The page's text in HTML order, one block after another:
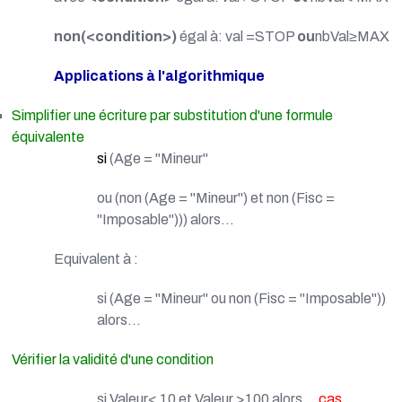
non(<condition>)égal à: val =STOP ounbVal≥MAX
Applications à l'algorithmique
Simplifier une écriture par substitution d'une formule
équivalente
si(Age = "Mineur"
ou (non (Age = "Mineur") et non (Fisc =
"Imposable"))) alors...
Equivalent à :
si (Age = "Mineur" ou non (Fisc = "Imposable"))
alors...
Vérifier la validité d'une condition
si Valeur< 10 et Valeur >100 alors… cas